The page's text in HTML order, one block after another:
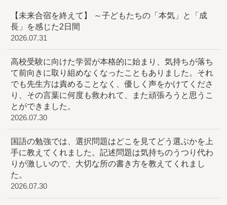
【未来合宿を終えて】 ～子どもたちの「本気」と「成
長」を感じた2日間
2026.07.31
高校受験に向けた学習が本格的に始まり、気持ちが落ち
て前向きに取り組めなくなったこともありました。それ
でも先生方は責めることなく、優しく声をかけてくださ
り、その言葉に何度も救われて、また頑張ろうと思うこ
とができました。
2026.07.30
国語の勉強では、選択問題はどこを見てどう選ぶかを上
手に教えてくれました。記述問題は気持ちのうつり代わ
りが激しいので、大切な所の書き方を教えてくれまし
た。
2026.07.30